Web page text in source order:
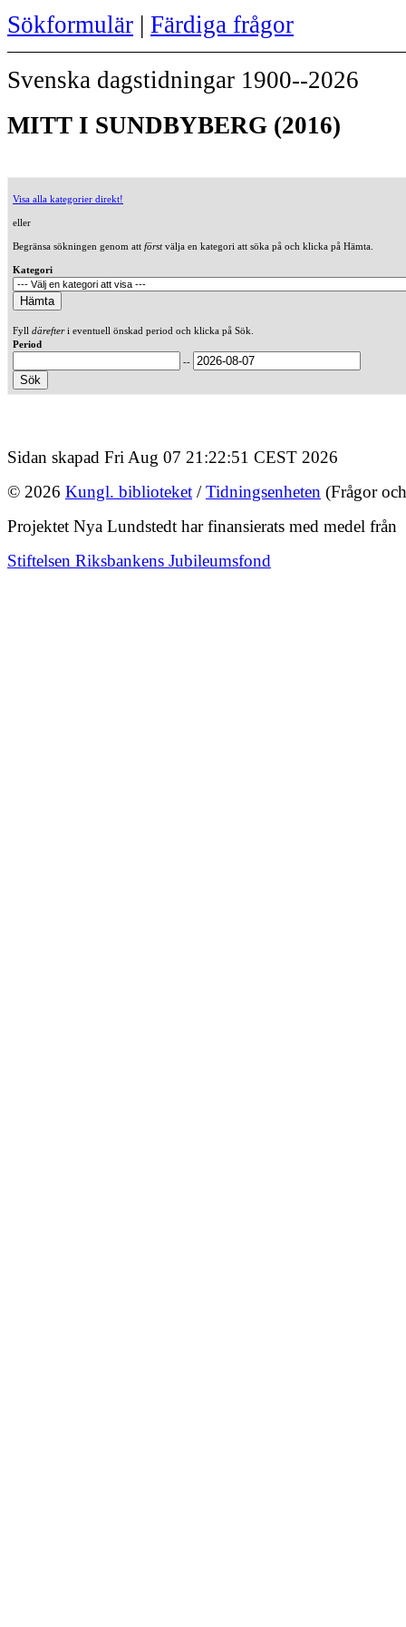
Sökformulär | Färdiga frågor
Svenska dagstidningar 1900--2026
MITT I SUNDBYBERG (2016)
Visa alla kategorier direkt!
eller
Begränsa sökningen genom att förstvälja en kategori att söka på och klicka på Hämta.
Kategori
Fyll därefteri eventuell önskad period och klicka på Sök.
Period
--
Sidan skapad Fri Aug 07 21:22:51 CEST 2026
© 2026 Kungl. biblioteket /Tidningsenheten (Frågor
Projektet Nya Lundstedt har finansierats med medel från
Stiftelsen Riksbankens Jubileumsfond